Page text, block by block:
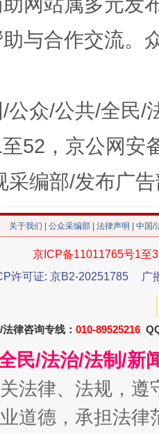
生
"
与合作交流。
公众/公共/全民/
52，京公网安
采编部/发布广
关于我们 公众采编部 法律声明 | 中国
京ICP备11011765号1至
许可证: 京B2-20251785
广
律咨询专线： 010-89525216
民/法治/法制/新
法律、法规，
道德，承担法